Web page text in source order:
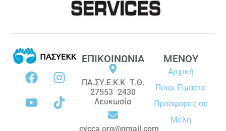
ΕΠΙΚΟΙΝΩΝΙΑ
ΠΑ.ΣΥ.Ε.Κ.Κ Τ.Θ.
27553 2430
Λευκωσία
cycca.org@gmail.com
ΜΕΝΟΥ
Αρχική
Ποιοι Είμαστε
Προσφορές σε
Μέλη